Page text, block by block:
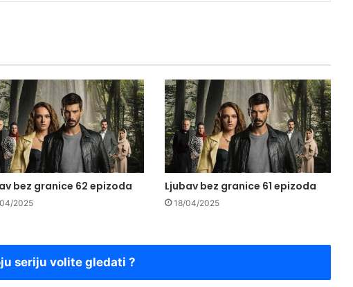
bez granice 62 epizoda
2025
Ljubav bez granice 61 epizoda
18/04/2025
seriju volite gledati ?